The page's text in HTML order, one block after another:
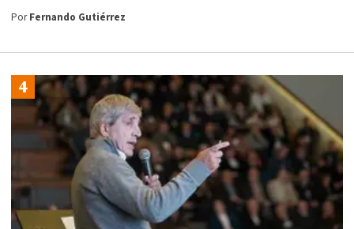
PorFernando Gutiérrez